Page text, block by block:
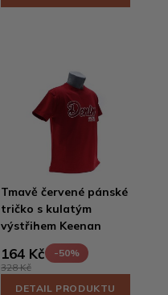
Tmavě červené pánské
tričko s kulatým
výstřihem Keenan
164 Kč
-50%
328 Kč
DETAIL PRODUKTU